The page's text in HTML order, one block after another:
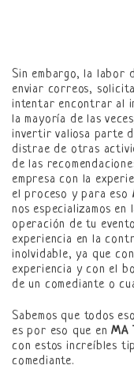
Sin embargo, la labor
enviar correos,
intentar encontrar al
la mayoría de las
invertir valiosa parte
distrae de otras
de las
empresa con la
el proceso y para eso
nos especializamos
operación de tu
experiencia en la
inolvidable, ya que
experiencia y con el
de un comediante o
Sabemos que todos
es por eso que enMA
con estos increíbles
comediante.